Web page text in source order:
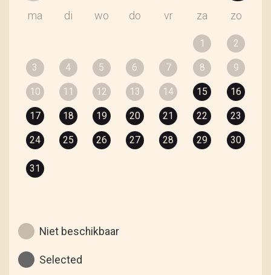
ma di wo do vr za zo
1 2
3 4 5 6 7 8 9
10 11 12 13 14 15 16
17 18 19 20 21 22 23
24 25 26 27 28 29 30
31
Niet beschikbaar
Selected